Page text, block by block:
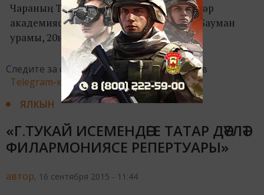
Чараның Татарстан Республикасы Фәннәр
академиясенең кече залында булачак (Бауман
урамы, 20нче йорт).
Следите за самым важным и интересным в
Telegram-канале Татмедиа
ЯЛКЫН
«Г.ТУКАЙ ИСЕМЕНДӘГЕ ТАТАР ДӘҮЛӘТ
ФИЛАРМОНИЯСЕ РЕПЕРТУАРЫ»
автор, 16 сентября 2015 - 11:44